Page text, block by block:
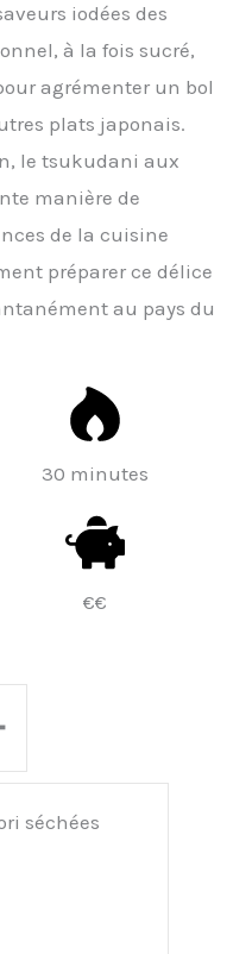
iodées des
à la fois sucré,
agrémenter un bol
plats japonais.
le tsukudani aux
manière de
de la cuisine
préparer ce délice
au pays du
30 minutes
€€
séchées